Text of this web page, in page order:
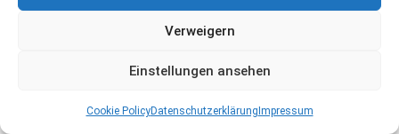
Verweigern
Einstellungen ansehen
Cookie PolicyDatenschutzerklärung Impressum